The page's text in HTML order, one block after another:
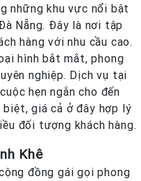
những khu vực nổi bật
Nẵng. Đây là nơi tập
hàng với nhu cầu cao.
hình bắt mắt, phong
nghiệp. Dịch vụ tại
hẹn ngắn cho đến
giá cả ở đây hợp lý
đối tượng khách hàng.
Khê
đồng gái gọi phong